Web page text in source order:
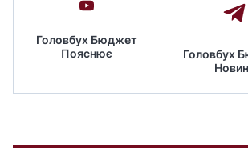
Головбух Бюджет
Пояснює
Головбух